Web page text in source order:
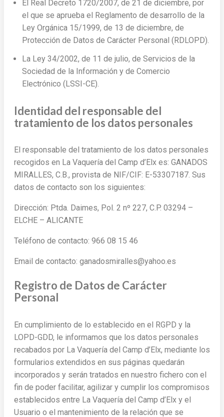
El Real Decreto 1720/2007, de 21 de diciembre, por
el que se aprueba el Reglamento de desarrollo de la
Ley Orgánica 15/1999, de 13 de diciembre, de
Protección de Datos de Carácter Personal (RDLOPD).
La Ley 34/2002, de 11 de julio, de Servicios de la
Sociedad de la Información y de Comercio
Electrónico (LSSI-CE).
Identidad del responsable del
tratamiento de los datos personales
El responsable del tratamiento de los datos personales
recogidos en La Vaquería del Camp d’Elx es: GANADOS
MIRALLES, C.B., provista de NIF/CIF: E-53307187. Sus
datos de contacto son los siguientes:
Dirección: Ptda. Daimes, Pol. 2 nº 227, C.P. 03294 –
ELCHE – ALICANTE
Teléfono de contacto: 966 08 15 46
Email de contacto: ganadosmiralles@yahoo.es
Registro de Datos de Carácter
Personal
En cumplimiento de lo establecido en el RGPD y la
LOPD-GDD, le informamos que los datos personales
recabados por La Vaquería del Camp d’Elx, mediante los
formularios extendidos en sus páginas quedarán
incorporados y serán tratados en nuestro fichero con el
fin de poder facilitar, agilizar y cumplir los compromisos
establecidos entre La Vaquería del Camp d’Elx y el
Usuario o el mantenimiento de la relación que se